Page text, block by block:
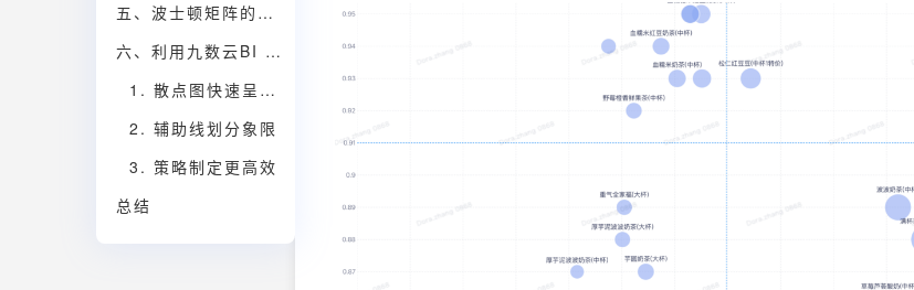
五、波士顿矩阵的局限性
六、利用九数云BI 快速绘制波士顿矩阵
1. 散点图快速呈现数据
2. 辅助线划分象限
3. 策略制定更高效
总结